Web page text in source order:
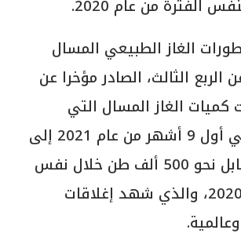
الغاز الطبيعي المسال
الثالث، الصادر مؤخرا عن
الغاز المسال التي
صدرتها مصر في أول 9 أشهر من عام 2021 إلى
نحو 4.4 طن مقابل نحو 500 ألف طن خلال نفس
الفترة من عام 2020، والذي شهد إغلاقات